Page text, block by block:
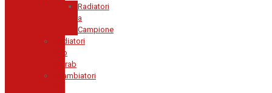
Radiatori
a
Campione
Radiatori
Olio
Setrab
Scambiatori